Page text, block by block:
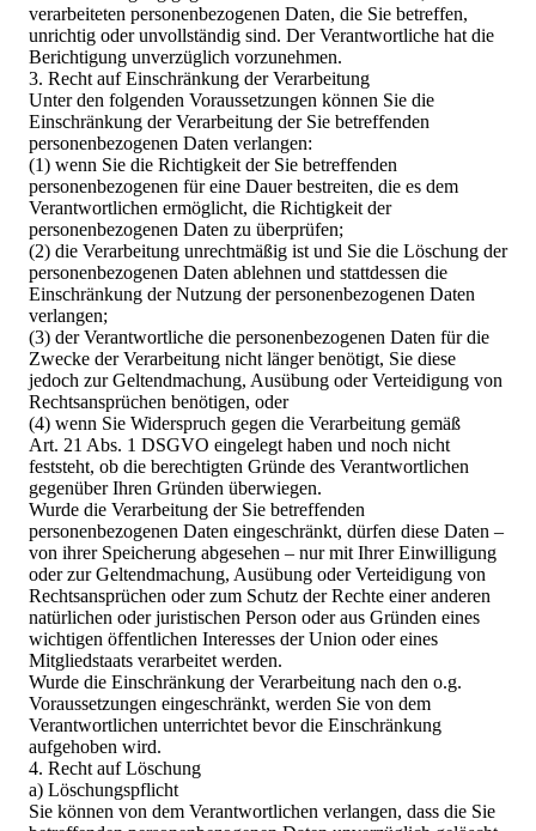
verarbeiteten personenbezogenen Daten, die Sie betreffen,
unrichtig oder unvollständig sind. Der Verantwortliche hat die
Berichtigung unverzüglich vorzunehmen.
3. Recht auf Einschränkung der Verarbeitung
Unter den folgenden Voraussetzungen können Sie die
Einschränkung der Verarbeitung der Sie betreffenden
personenbezogenen Daten verlangen:
(1) wenn Sie die Richtigkeit der Sie betreffenden
personenbezogenen für eine Dauer bestreiten, die es dem
Verantwortlichen ermöglicht, die Richtigkeit der
personenbezogenen Daten zu überprüfen;
(2) die Verarbeitung unrechtmäßig ist und Sie die Löschung der
personenbezogenen Daten ablehnen und stattdessen die
Einschränkung der Nutzung der personenbezogenen Daten
verlangen;
(3) der Verantwortliche die personenbezogenen Daten für die
Zwecke der Verarbeitung nicht länger benötigt, Sie diese
jedoch zur Geltendmachung, Ausübung oder Verteidigung von
Rechtsansprüchen benötigen, oder
(4) wenn Sie Widerspruch gegen die Verarbeitung gemäß
Art. 21 Abs. 1 DSGVO eingelegt haben und noch nicht
feststeht, ob die berechtigten Gründe des Verantwortlichen
gegenüber Ihren Gründen überwiegen.
Wurde die Verarbeitung der Sie betreffenden
personenbezogenen Daten eingeschränkt, dürfen diese Daten –
von ihrer Speicherung abgesehen – nur mit Ihrer Einwilligung
oder zur Geltendmachung, Ausübung oder Verteidigung von
Rechtsansprüchen oder zum Schutz der Rechte einer anderen
natürlichen oder juristischen Person oder aus Gründen eines
wichtigen öffentlichen Interesses der Union oder eines
Mitgliedstaats verarbeitet werden.
Wurde die Einschränkung der Verarbeitung nach den o.g.
Voraussetzungen eingeschränkt, werden Sie von dem
Verantwortlichen unterrichtet bevor die Einschränkung
aufgehoben wird.
4. Recht auf Löschung
a) Löschungspflicht
Sie können von dem Verantwortlichen verlangen, dass die Sie